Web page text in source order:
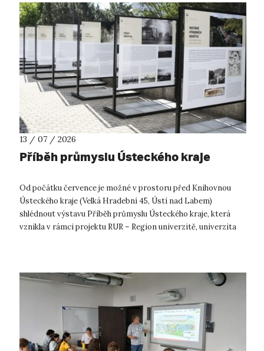
13 / 07 / 2026
Příběh průmyslu Ústeckého kraje
Od počátku července je možné v prostoru před Knihovnou
Ústeckého kraje (Velká Hradební 45, Ústí nad Labem)
shlédnout výstavu Příběh průmyslu Ústeckého kraje, která
vznikla v rámci projektu RUR – Region univerzitě, univerzita